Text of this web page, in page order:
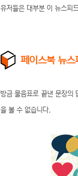
유저들은 대부분 이 뉴스피
페이스북 뉴
방금 물음표로 끝낸 문장의
을 볼 수 없습니다.